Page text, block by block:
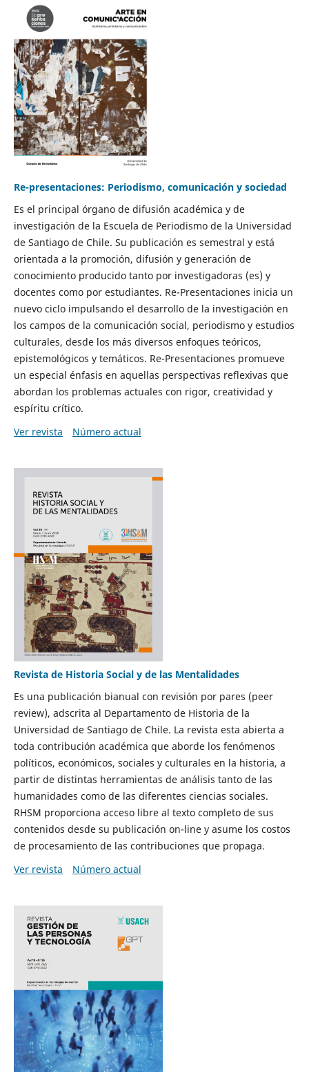
Re-presentaciones: Periodismo, comunicación y sociedad
Es el principal órgano de difusión académica y de
investigación de la Escuela de Periodismo de la Universidad
de Santiago de Chile. Su publicación es semestral y está
orientada a la promoción, difusión y generación de
conocimiento producido tanto por investigadoras (es) y
docentes como por estudiantes. Re-Presentaciones inicia un
nuevo ciclo impulsando el desarrollo de la investigación en
los campos de la comunicación social, periodismo y estudios
culturales, desde los más diversos enfoques teóricos,
epistemológicos y temáticos. Re-Presentaciones promueve
un especial énfasis en aquellas perspectivas reflexivas que
abordan los problemas actuales con rigor, creatividad y
espíritu crítico.
Ver revista
Número actual
Revista de Historia Social y de las Mentalidades
Es una publicación bianual con revisión por pares (peer
review), adscrita al Departamento de Historia de la
Universidad de Santiago de Chile. La revista esta abierta a
toda contribución académica que aborde los fenómenos
políticos, económicos, sociales y culturales en la historia, a
partir de distintas herramientas de análisis tanto de las
humanidades como de las diferentes ciencias sociales.
RHSM proporciona acceso libre al texto completo de sus
contenidos desde su publicación on-line y asume los costos
de procesamiento de las contribuciones que propaga.
Ver revista
Número actual